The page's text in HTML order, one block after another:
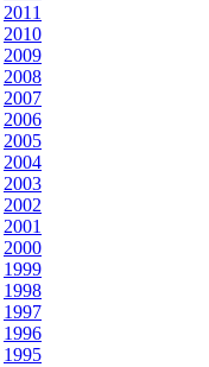
2011
2010
2009
2008
2007
2006
2005
2004
2003
2002
2001
2000
1999
1998
1997
1996
1995